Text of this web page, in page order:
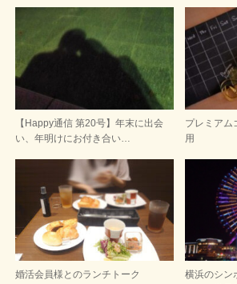
【Happy通信 第20号】年末に出会
い、年明けにお付き合い…
プレミアム
用
婚活会員様とのランチトーク
横浜のシン